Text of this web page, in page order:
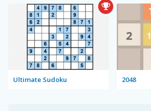
Ultimate Sudoku 2048